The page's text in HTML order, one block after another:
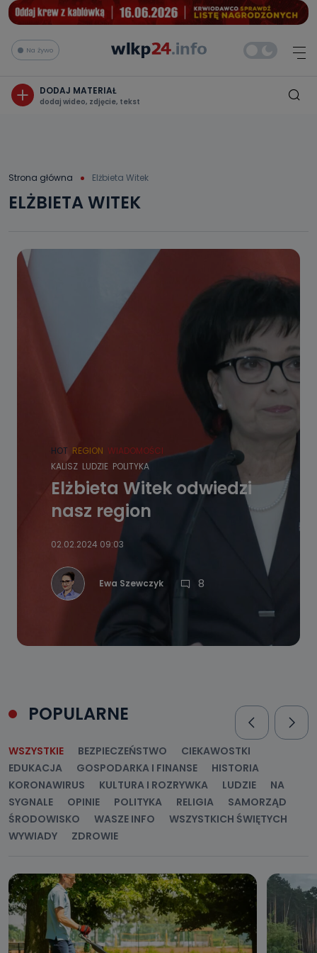
Na żywo
DODAJ MATERIAŁ
dodaj wideo, zdjęcie, tekst
Strona główna Elżbieta Witek
ELŻBIETA WITEK
HOT REGION WIADOMOŚCI
KALISZ LUDZIE POLITYKA
Elżbieta Witek odwiedzi
nasz region
02.02.2024 09:03
Ewa Szewczyk 8
POPULARNE
WSZYSTKIE BEZPIECZEŃSTWO
CIEKAWOSTKI
EDUKACJA
GOSPODARKA I FINANSE
HISTORIA
KORONAWIRUS
KULTURA I ROZRYWKA LUDZIE
NA
SYGNALE
OPINIE POLITYKA RELIGIA
SAMORZĄD
ŚRODOWISKO
WASZE INFO
WSZYSTKICH ŚWIĘTYCH
WYWIADY
ZDROWIE